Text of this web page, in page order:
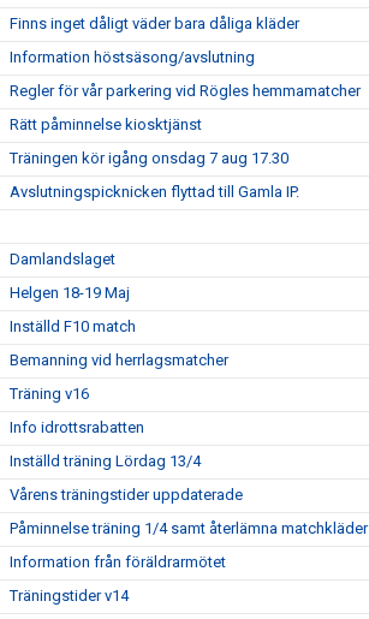
Finns inget dåligt väder bara dåliga kläder
Information höstsäsong/avslutning
Regler för vår parkering vid Rögles hemmamatcher
Rätt påminnelse kiosktjänst
Träningen kör igång onsdag 7 aug 17.30
Avslutningspicknicken flyttad till Gamla IP.
Damlandslaget
Helgen 18-19 Maj
Inställd F10 match
Bemanning vid herrlagsmatcher
Träning v16
Info idrottsrabatten
Inställd träning Lördag 13/4
Vårens träningstider uppdaterade
Påminnelse träning 1/4 samt återlämna matchkläder
Information från föräldrarmötet
Träningstider v14